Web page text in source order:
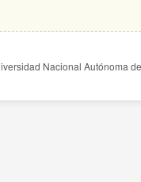
Nacional Autónoma